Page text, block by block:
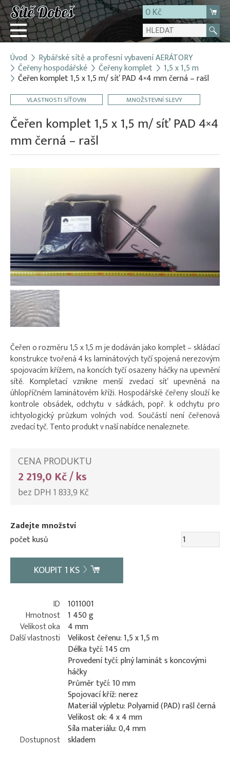
0 Kč
Přihlásit
Registrace
E-shop
O firmě
Kontakt
Úvod Rybářské sítě a profesní vybavení AERÁTORY
Čeřeny hospodářské Čeřeny komplet 1,5 x 1,5 m
Čeřen komplet 1,5 x 1,5 m/ síť PAD 4×4 mm černá – rašl
VLASTNOSTI SÍŤOVIN MNOŽSTEVNÍ SLEVY
Čeřen komplet 1,5 x 1,5 m/ síť PAD 4×4
mm černá – rašl
Čeřen o rozměru 1,5 x 1,5 m je dodáván jako komplet – skládací
konstrukce tvořená 4 ks laminátových tyčí spojená nerezovým
spojovacím křížem, na koncích tyčí osazeny háčky na upevnění
sítě. Kompletací vznikne menší zvedací síť upevněná na
úhlopříčném laminátovém kříži. Hospodářské čeřeny slouží ke
kontrole obsádek, odchytu v sádkách, popř. k odchytu pro
ichtyologický průzkum volných vod. Součástí není čeřenová
zvedací tyč. Tento produkt v naší nabídce nenaleznete.
CENA PRODUKTU
2 219,0 Kč / ks
bez DPH 1 833,9 Kč
Zadejte množství
počet kusů
KOUPIT1 KS
ID 1011001
Hmotnost 1 450 g
Velikost oka
4 mm
Další vlastnosti Velikost čeřenu: 1,5 x 1,5 m
Délka tyčí: 145 cm
Provedení tyčí: plný laminát s koncovými
háčky
Průměr tyčí: 10 mm
Spojovací kříž: nerez
Materiál výpletu: Polyamid (PAD) rašl černá
Velikost ok: 4 x 4 mm
Síla materiálu: 0,4 mm
Dostupnost skladem